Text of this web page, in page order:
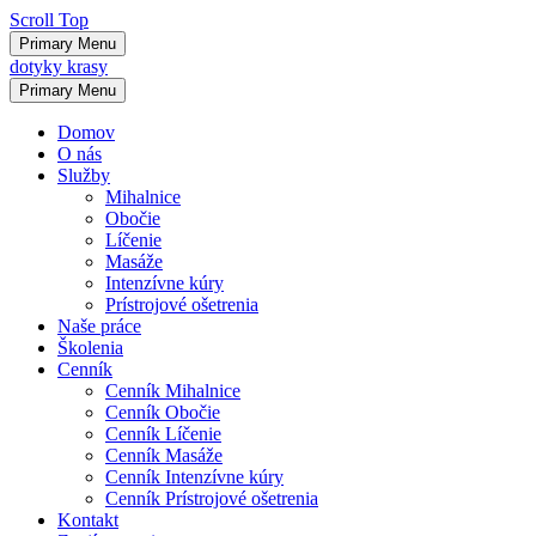
Scroll Top
Primary Menu
dotyky krasy
Primary Menu
Domov
O nás
Služby
Mihalnice
Obočie
Líčenie
Masáže
Intenzívne kúry
Prístrojové ošetrenia
Naše práce
Školenia
Cenník
Cenník Mihalnice
Cenník Obočie
Cenník Líčenie
Cenník Masáže
Cenník Intenzívne kúry
Cenník Prístrojové ošetrenia
Kontakt